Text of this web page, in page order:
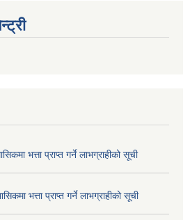
भत्ता प्राप्‍त गर्ने लाभग्राहीको सूची
भत्ता प्राप्‍त गर्ने लाभग्राहीको सूची